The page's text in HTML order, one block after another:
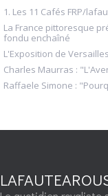
1. Les 11 Cafés FRP/
La France pittoresque
fondu enchaîné
L'Exposition de
Charles Maurras :
Raffaele Simone :